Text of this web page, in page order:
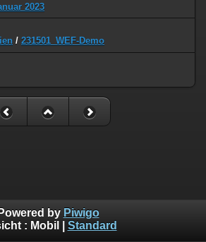
2023
/ 231501_WEF-Demo
Powered by Piwigo
: Mobil Standard